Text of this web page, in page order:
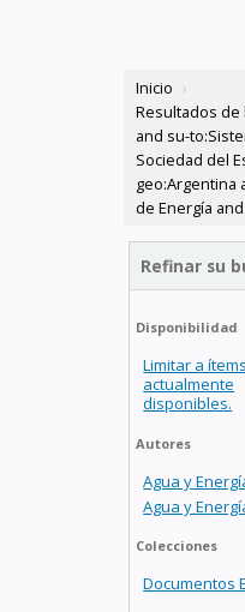
Inicio ›
Resultados de
and su-
Sociedad del
geo:Argentina
de Energía
Refinar su
Disponibilidad
Limitar a ítems
actualmente
disponibles.
Autores
Agua y
Agua y
Colecciones
Documentos